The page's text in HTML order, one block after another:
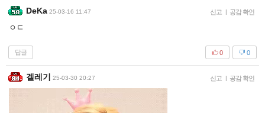
DeKa 25-03-16 11:47 신고 | 공감 확인
ㅇㄷ
답글 0
0
겔레기 25-03-30 20:27 신고 | 공감 확인